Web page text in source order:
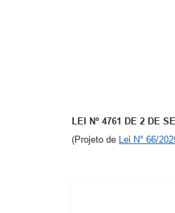
LEI Nº 4761 DE 2 DE
(Projeto de Lei N° 66/